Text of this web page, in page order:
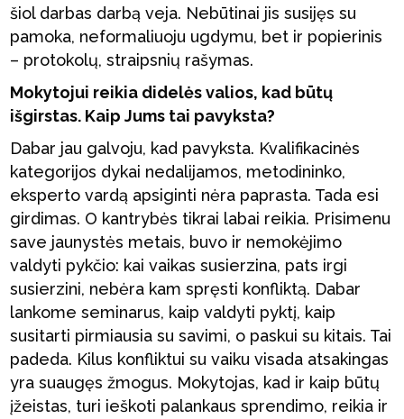
šiol darbas darbą veja. Nebūtinai jis susijęs su
pamoka, neformaliuoju ugdymu, bet ir popierinis
– protokolų, straipsnių rašymas.
Mokytojui reikia didelės valios, kad būtų
išgirstas. Kaip Jums tai pavyksta?
Dabar jau galvoju, kad pavyksta. Kvalifikacinės
kategorijos dykai nedalijamos, metodininko,
eksperto vardą apsiginti nėra paprasta. Tada esi
girdimas. O kantrybės tikrai labai reikia. Prisimenu
save jaunystės metais, buvo ir nemokėjimo
valdyti pykčio: kai vaikas susierzina, pats irgi
susierzini, nebėra kam spręsti konfliktą. Dabar
lankome seminarus, kaip valdyti pyktį, kaip
susitarti pirmiausia su savimi, o paskui su kitais. Tai
padeda. Kilus konfliktui su vaiku visada atsakingas
yra suaugęs žmogus. Mokytojas, kad ir kaip būtų
įžeistas, turi ieškoti palankaus sprendimo, reikia ir